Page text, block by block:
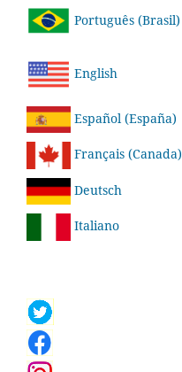
Português (Brasil)
English
Español (España)
Français (Canada)
Deutsch
Italiano